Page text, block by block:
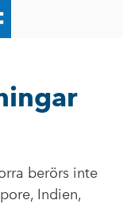
berörs inte
Indien,